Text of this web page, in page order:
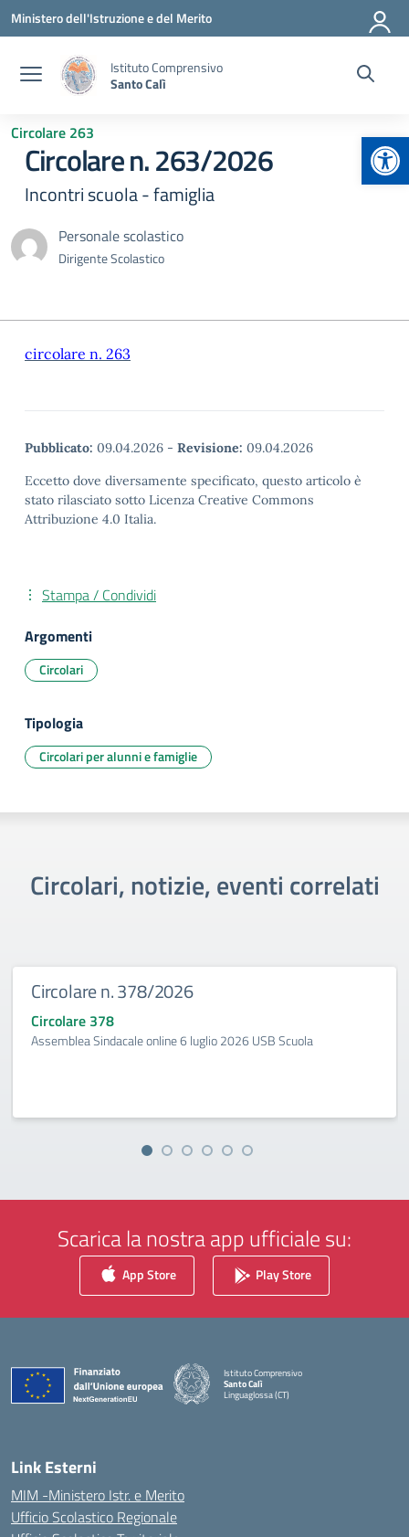
Vai ai contenuti
Vai al menu di navigazione
Vai al footer
Ministero dell'Istruzione e del Merito
Istituto Comprensivo
Santo Calì
Circolare 263
Circolare n. 263/2026
Incontri scuola - famiglia
Personale scolastico
Dirigente Scolastico
circolare n. 263
Pubblicato: 09.04.2026 - Revisione: 09.04.2026
Eccetto dove diversamente specificato, questo articolo è
stato rilasciato sotto Licenza Creative Commons
Attribuzione 4.0 Italia.
Stampa / Condividi
Argomenti
Circolari
Tipologia
Circolari per alunni e famiglie
Circolari, notizie, eventi correlati
Circolare n. 378/2026
Circolare 378
Assemblea Sindacale online 6 luglio 2026 USB Scuola
Scarica la nostra app ufficiale su:
App Store Play Store
Istituto Comprensivo
Santo Calì
Linguaglossa (CT)
— Visita la pagina iniziale della scuola
Link Esterni
MIM -Ministero Istr. e Merito
Ufficio Scolastico Regionale